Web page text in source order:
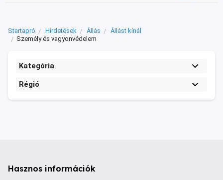
Startapró Hirdetések Állás
Állást kínál
Személy és vagyonvédelem
Kategória
Régió
Hasznos információk